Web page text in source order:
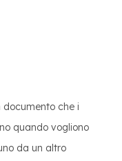
documento che i
quando vogliono
da un altro